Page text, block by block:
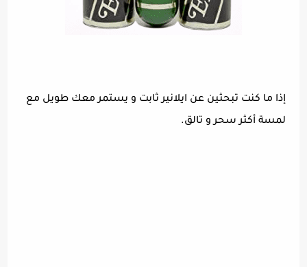
إذا ما كنت تبحثين عن ايلانير ثابت و يستمر معك طويل مع
لمسة أكثر سحر و تالق.